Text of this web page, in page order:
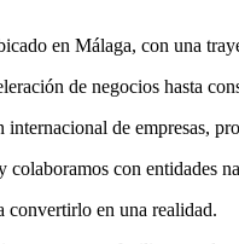
en Málaga, con una
de negocios hasta
de empresas,
con entidades
convertirlo en una realidad.